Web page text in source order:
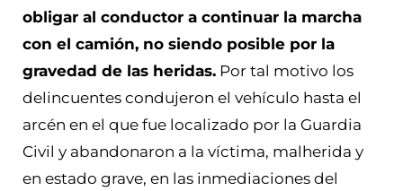
obligar al conductor a continuar la marcha
con el camión, no siendo posible por la
gravedad de las heridas. Por tal motivo los
delincuentes condujeron el vehículo hasta el
arcén en el que fue localizado por la Guardia
Civil y abandonaron a la víctima, malherida y
en estado grave, en las inmediaciones del